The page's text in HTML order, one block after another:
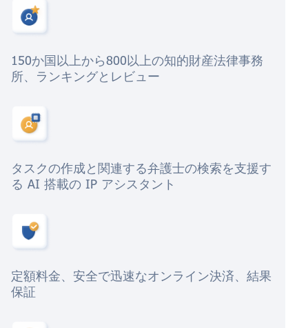
150か国以上から800以上の知的財産法律事務
所、ランキングとレビュー
タスクの作成と関連する弁護士の検索を支援す
る AI 搭載の IP アシスタント
定額料金、安全で迅速なオンライン決済、結果
保証